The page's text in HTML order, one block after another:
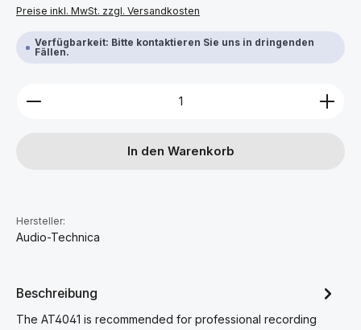
Preise inkl. MwSt. zzgl. Versandkosten
Verfügbarkeit: Bitte kontaktieren Sie uns in dringenden
Fällen.
Produkt Anzahl: Gib den gewünschten Wert ein
In den Warenkorb
Hersteller:
Audio-Technica
Beschreibung
The AT4041 is recommended for professional recording